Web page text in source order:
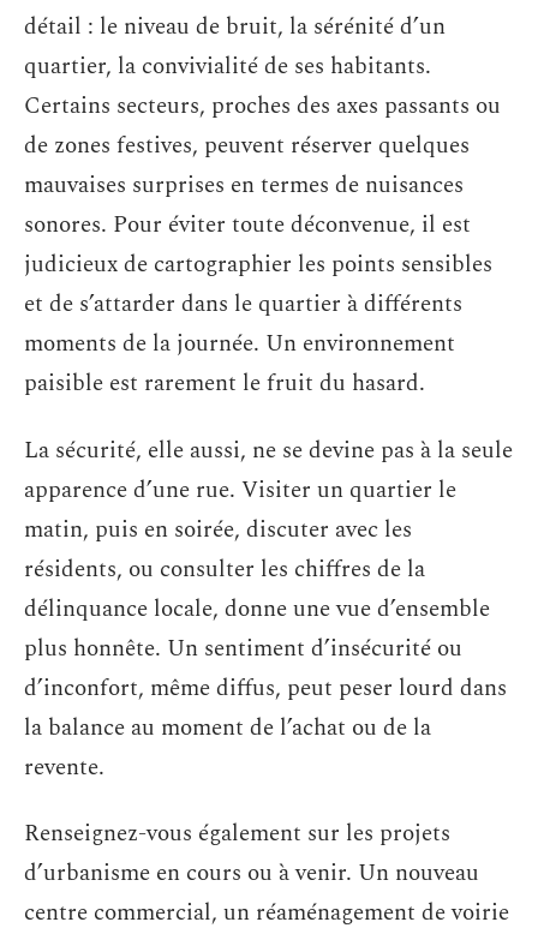
détail : le niveau de bruit, la sérénité d’un
quartier, la convivialité de ses habitants.
Certains secteurs, proches des axes passants ou
de zones festives, peuvent réserver quelques
mauvaises surprises en termes de nuisances
sonores. Pour éviter toute déconvenue, il est
judicieux de cartographier les points sensibles
et de s’attarder dans le quartier à différents
moments de la journée. Un environnement
paisible est rarement le fruit du hasard.
La sécurité, elle aussi, ne se devine pas à la seule
apparence d’une rue. Visiter un quartier le
matin, puis en soirée, discuter avec les
résidents, ou consulter les chiffres de la
délinquance locale, donne une vue d’ensemble
plus honnête. Un sentiment d’insécurité ou
d’inconfort, même diffus, peut peser lourd dans
la balance au moment de l’achat ou de la
revente.
Renseignez-vous également sur les projets
d’urbanisme en cours ou à venir. Un nouveau
centre commercial, un réaménagement de voirie